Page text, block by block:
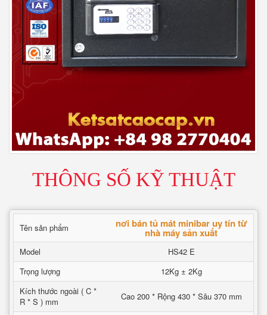
THÔNG SỐ KỸ THUẬT
Tên sản phẩm nơi bán tủ mát minibar uy tín từ
nhà máy sản xuất
Model
HS42 E
Trọng lượng
12Kg ± 2Kg
Kích thước ngoài ( C *
R * S ) mm
Cao 200 * Rộng 430 * Sâu 370 mm